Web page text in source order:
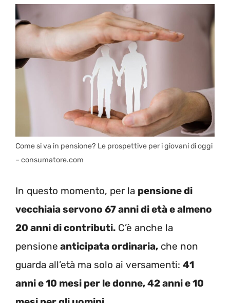
Come si va in pensione? Le prospettive per i giovani di oggi
– consumatore.com
In questo momento, per la pensione di
vecchiaia servono 67 anni di età e almeno
20 anni di contributi. C’è anche la
pensione anticipata ordinaria, che non
guarda all’età ma solo ai versamenti: 41
anni e 10 mesi per le donne, 42 anni e 10